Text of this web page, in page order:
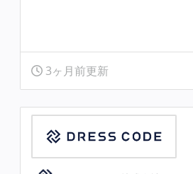
3ヶ月前更新